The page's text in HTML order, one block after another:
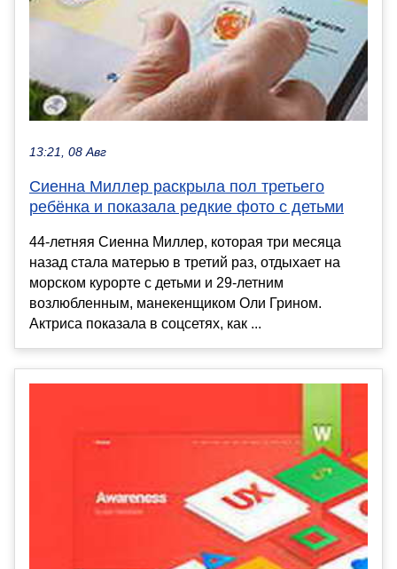
13:21, 08 Авг
Сиенна Миллер раскрыла пол третьего
ребёнка и показала редкие фото с детьми
44-летняя Сиенна Миллер, которая три месяца
назад стала матерью в третий раз, отдыхает на
морском курорте с детьми и 29-летним
возлюбленным, манекенщиком Оли Грином.
Актриса показала в соцсетях, как ...